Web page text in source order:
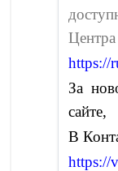
https://
За
сайте,
В
https://